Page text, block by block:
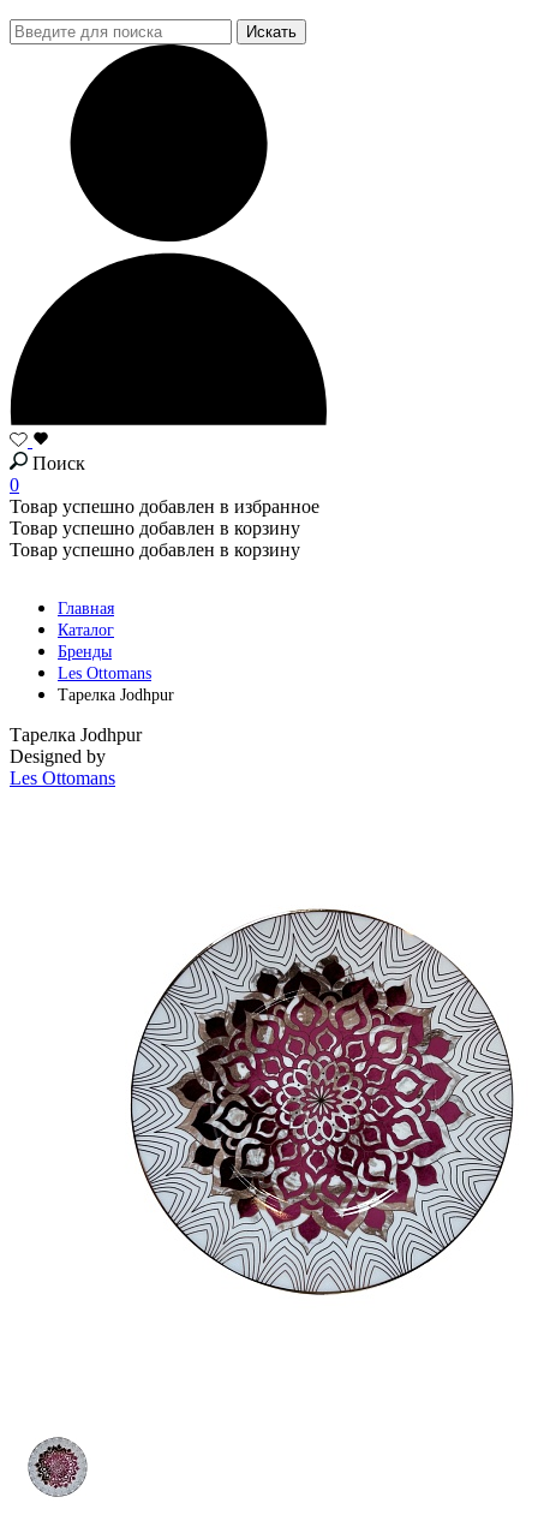
Поиск
0
Товар успешно добавлен в избранное
Товар успешно добавлен в корзину
Товар успешно добавлен в корзину
Главная
Каталог
Бренды
Les Ottomans
Тарелка Jodhpur
Тарелка Jodhpur
Designed by
Les Ottomans